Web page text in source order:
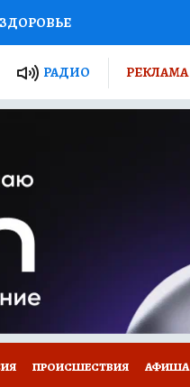
ЗДОРОВЬЕ
ПУТЕВОДИТЕЛЬ
РАДИО РЕКЛАМА
ПРОИСШЕСТВИЯ АФИША